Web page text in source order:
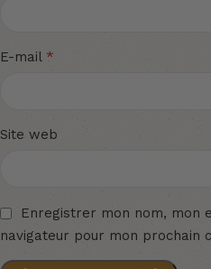
E-mail *
Site web
Enregistrer mon nom, mon
navigateur pour mon prochain